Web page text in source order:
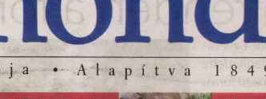
j a • A l a p í v 8 4